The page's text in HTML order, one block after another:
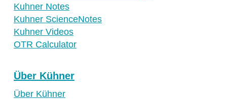
Kuhner Notes
Kuhner ScienceNotes
Kuhner Videos
OTR Calculator
Über Kühner
Über Kühner